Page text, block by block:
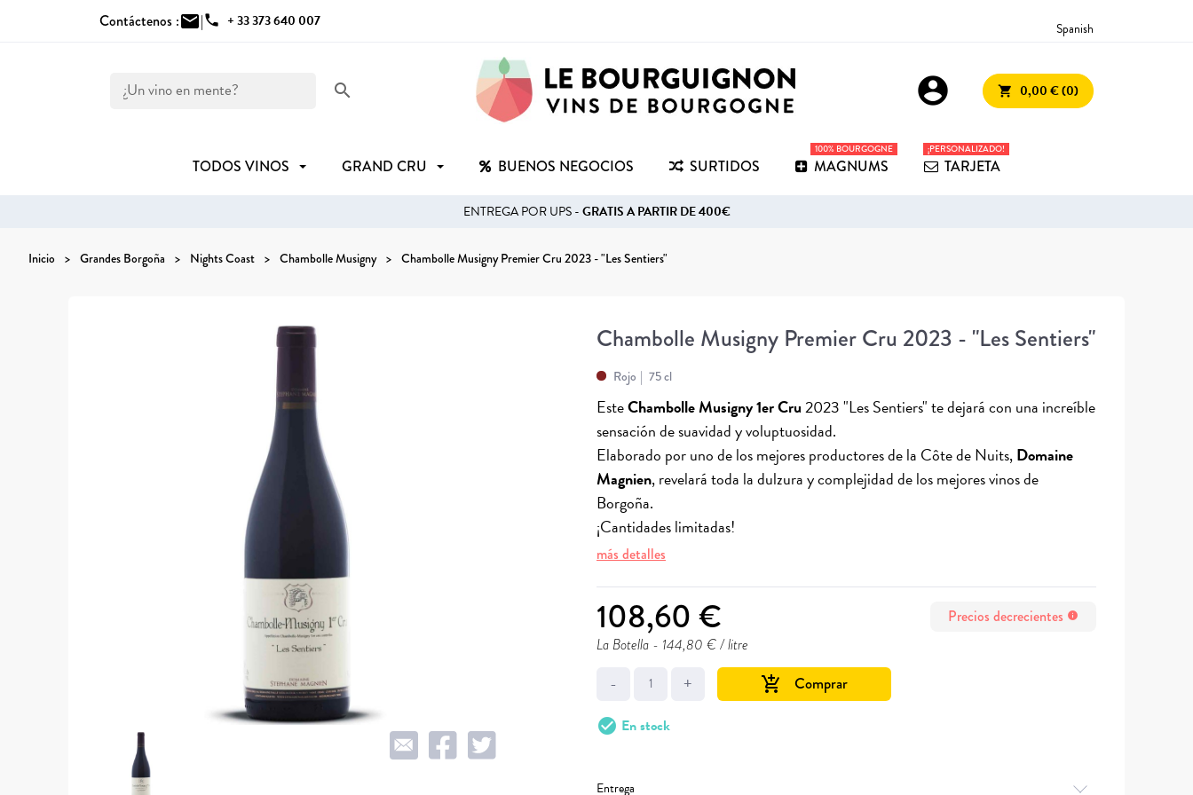
Contáctenos :mail|phone + 33 373 640 007 Spanish
search account_circle shopping_cart 0,00 € (0)
TODOS VINOS GRAND CRU BUENOS NEGOCIOS SURTIDOS MAGNUMS
100% BOURGOGNE
TARJETA
¡PERSONALIZADO!
ENTREGA POR UPS -GRATIS A PARTIR DE 400€
Inicio Grandes Borgoña Nights Coast Chambolle Musigny Chambolle Musigny Premier Cru 2023 - "Les Sentiers"
Chambolle Musigny Premier Cru 2023 - "Les Sentiers"
Rojo 75 cl
EsteChambolle Musigny 1er Cru2023 "Les Sentiers" te dejará con una increíble
sensación de suavidad y voluptuosidad.
Elaborado por uno de los mejores productores de la Côte de Nuits,Domaine
Magnien, revelará toda la dulzura y complejidad de los mejores vinos de
Borgoña.
¡Cantidades limitadas!
más detalles
108,60 € Precios decrecientes info
La Botella - 144,80 € / litre
- + add_shopping_cart Comprar
check_circle En stock
Entrega